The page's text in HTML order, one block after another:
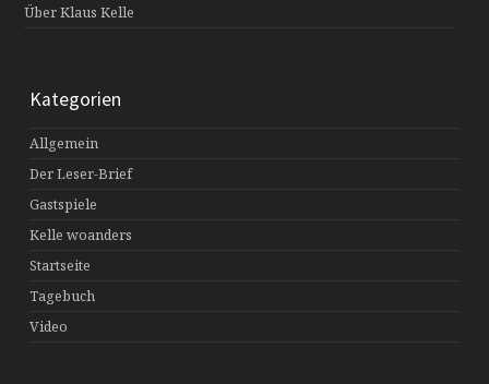
Über Klaus Kelle
Kategorien
Allgemein
Der Leser-Brief
Gastspiele
Kelle woanders
Startseite
Tagebuch
Video